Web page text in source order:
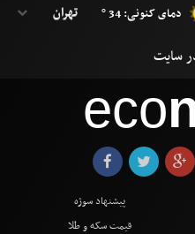
دمای کنونی: 34 °
eco
پیشنهاد سوژه
قیمت سکه و طلا